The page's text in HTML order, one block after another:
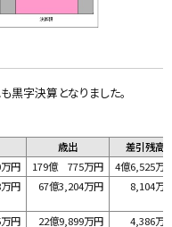
字決算となりました。
歳出
差引残高
円 179億 775万円
4億6,525万
円 67億3,204万円 8,104万
円 22億9,899万円 4,386万